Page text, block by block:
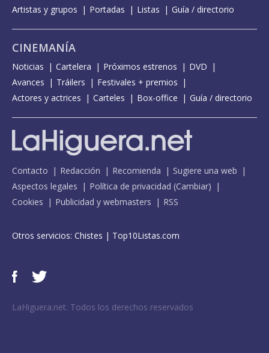
Artistas y grupos
Portadas Listas Guía / directorio
CINEMANÍA
Noticias Cartelera Próximos estrenos
DVD
Avances
Tráilers
Festivales + premios
Actores y actrices
Carteles Box-office Guía / directorio
Contacto Redacción Recomienda
Sugiere una web
Aspectos legales
Política de privacidad (Cambiar)
Cookies
Publicidad y webmasters RSS
Otros servicios: Chistes | Top10Listas.com
LaHiguera.net. Todos los derechos reservados